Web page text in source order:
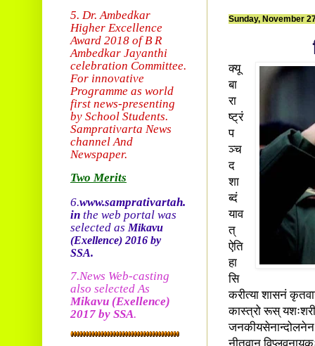
Sunday, November
क्यू
बा
रा
ष्ट्रं
प
ञ्च
द
शा
ब्दं
याव
त्
ऐति
हा
सि
करीत्या शासनं
कास्त्रो रूस्
जनकीयसेनान्दोलनेन
5. Dr. Ambedkar
Higher Excellence
Award 2018 of B R
Ambedkar Jayanthi
celebration Committee.
For innovative
Programme as world
first news-presenting
by School Students.
Samprativarta News
channel And
Newspaper.
Two Merits
6.www.samprativartah.
in the web portal was
selected asMikavu
(Exellence)2016 by
SSA.
7.News Web-casting
also selected As
Mikavu (Exellence)
2017 by SSA.